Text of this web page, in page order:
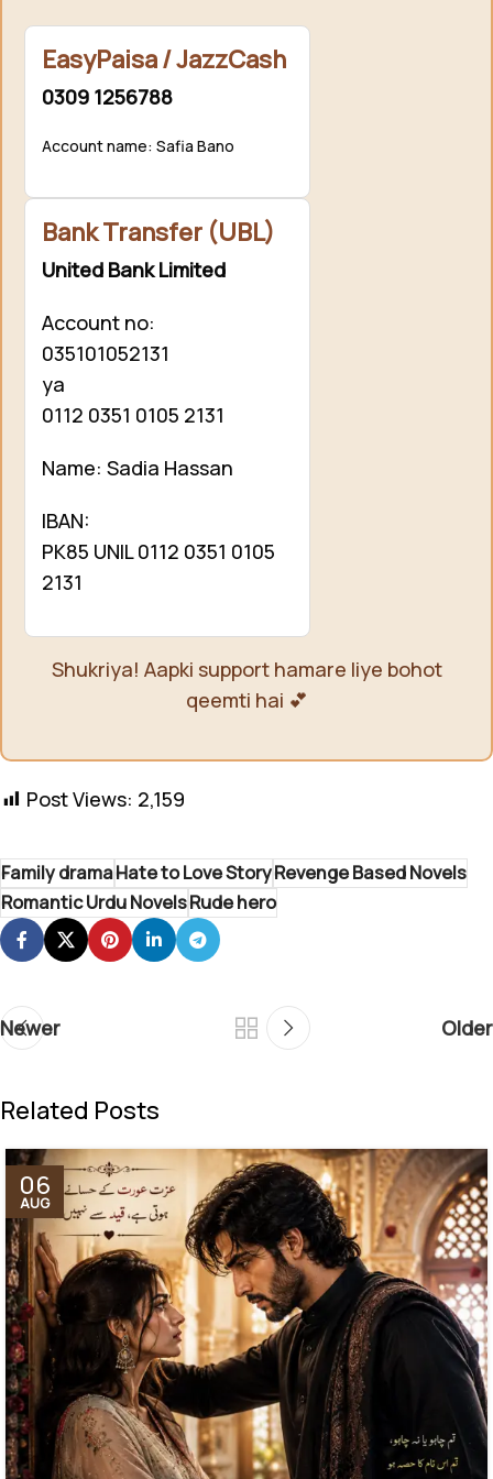
EasyPaisa / JazzCash
0309 1256788
Account name: Safia Bano
Bank Transfer (UBL)
United Bank Limited
Account no:
035101052131
ya
0112 0351 0105 2131
Name: Sadia Hassan
IBAN:
PK85 UNIL 0112 0351 0105
2131
Shukriya! Aapki support hamare liye bohot
qeemti hai 💕
Post Views: 2,159
Family dramaHate to Love StoryRevenge Based Novels
Romantic Urdu NovelsRude hero
Newer Older
Related Posts
06
AUG